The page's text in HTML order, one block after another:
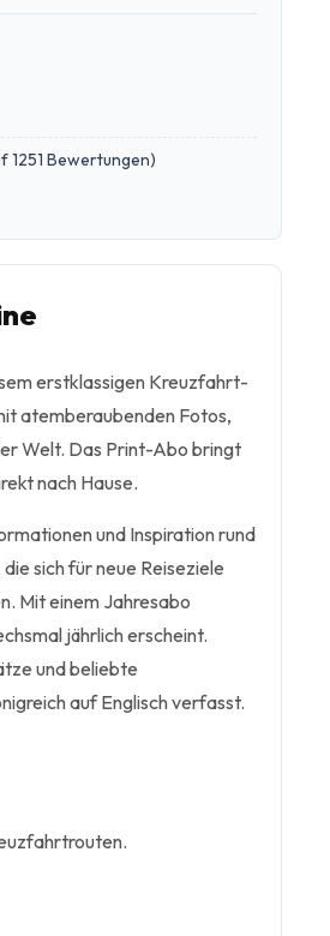
1251 Bewertungen)
erstklassigen Kreuzfahrt-
atemberaubenden Fotos,
Welt. Das Print-Abo bringt
nach Hause.
und Inspiration rund
sich für neue Reiseziele
Mit einem Jahresabo
jährlich erscheint.
und beliebte
auf Englisch verfasst.